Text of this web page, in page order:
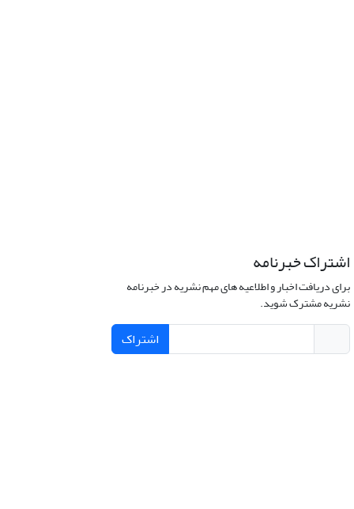
اشتراک خبرنامه
برای دریافت اخبار و اطلاعیه های مهم نشریه در خبرنامه
نشریه مشترک شوید.
اشتراک